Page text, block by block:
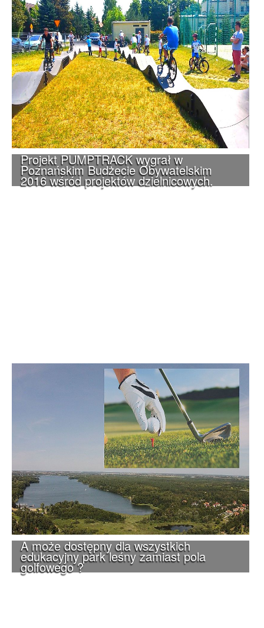
Projekt PUMPTRACK wygrał w
Poznańskim Budżecie Obywatelskim
2016 wśród projektów dzielnicowych.
A może dostępny dla wszystkich
edukacyjny park leśny zamiast pola
golfowego ?